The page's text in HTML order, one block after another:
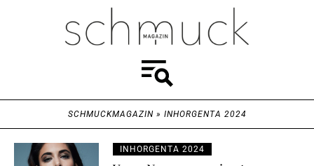
SCHMUCKMAGAZIN» INHORGENTA 2024
INHORGENTA 2024